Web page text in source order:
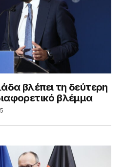
βλέπει τη δεύτερη
βλέμμα